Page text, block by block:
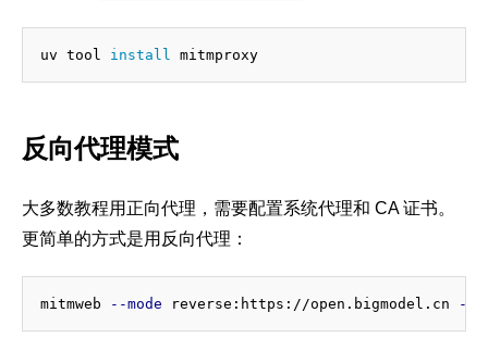
uv tool install
反向代理模式
大多数教程用正向代理，需要配置系统代理和 CA 证书。
更简单的方式是用反向代理：
mitmweb --mode reverse:https://open.bigmodel.cn --